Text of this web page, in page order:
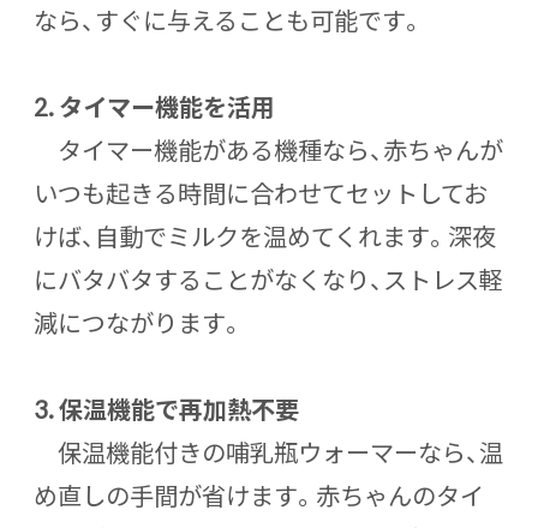
なら、すぐに与えることも可能です。
2.タイマー機能を活用
タイマー機能がある機種なら、赤ちゃんが
いつも起きる時間に合わせてセットしてお
けば、自動でミルクを温めてくれます。深夜
にバタバタすることがなくなり、ストレス軽
減につながります。
3.保温機能で再加熱不要
保温機能付きの哺乳瓶ウォーマーなら、温
め直しの手間が省けます。赤ちゃんのタイ